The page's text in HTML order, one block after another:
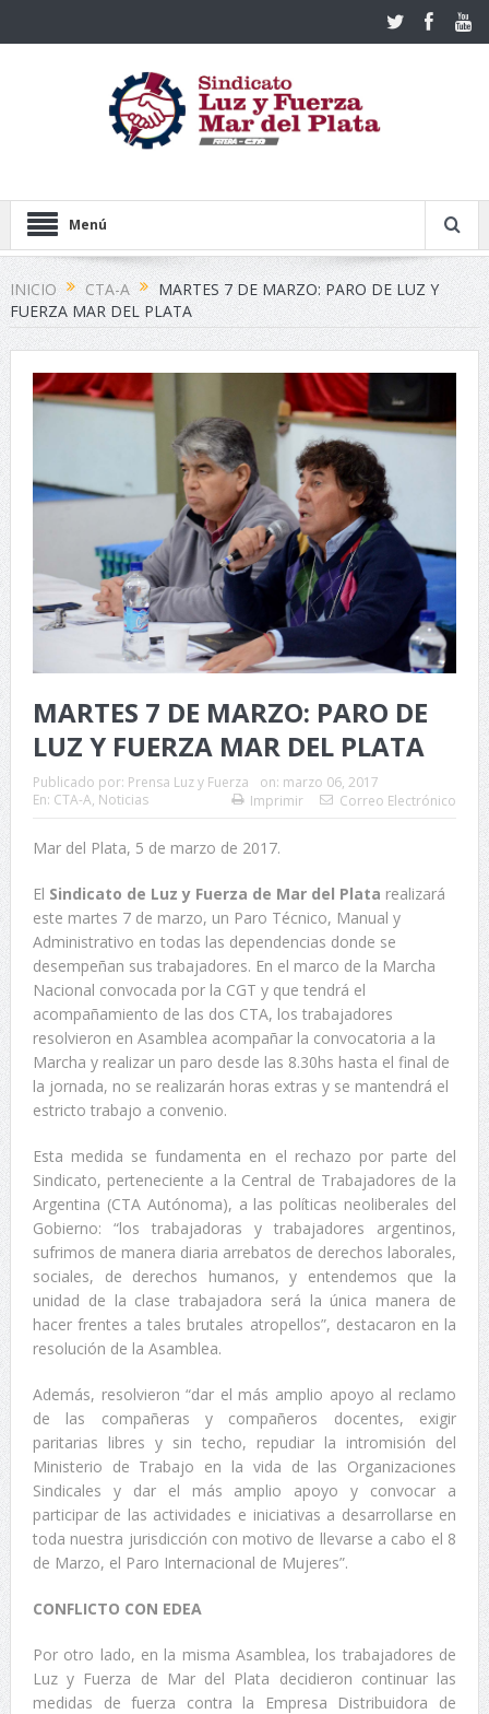
Menú
INICIO CTA-A
MARTES 7 DE MARZO: PARO DE LUZ Y
FUERZA MAR DEL PLATA
MARTES 7 DE MARZO: PARO DE
LUZ Y FUERZA MAR DEL PLATA
Publicado por: Prensa Luz y Fuerza on: marzo 06, 2017
En: CTA-A, Noticias Imprimir Correo Electrónico
Mar del Plata, 5 de marzo de 2017.
El Sindicato de Luz y Fuerza de Mar del Plata realizará
este martes 7 de marzo, un Paro Técnico, Manual y
Administrativo en todas las dependencias donde se
desempeñan sus trabajadores. En el marco de la Marcha
Nacional convocada por la CGT y que tendrá el
acompañamiento de las dos CTA, los trabajadores
resolvieron en Asamblea acompañar la convocatoria a la
Marcha y realizar un paro desde las 8.30hs hasta el final de
la jornada, no se realizarán horas extras y se mantendrá el
estricto trabajo a convenio.
Esta medida se fundamenta en el rechazo por parte del
Sindicato, perteneciente a la Central de Trabajadores de la
Argentina (CTA Autónoma), a las políticas neoliberales del
Gobierno: “los trabajadoras y trabajadores argentinos,
sufrimos de manera diaria arrebatos de derechos laborales,
sociales, de derechos humanos, y entendemos que la
unidad de la clase trabajadora será la única manera de
hacer frentes a tales brutales atropellos”, destacaron en la
resolución de la Asamblea.
Además, resolvieron “dar el más amplio apoyo al reclamo
de las compañeras y compañeros docentes, exigir
paritarias libres y sin techo, repudiar la intromisión del
Ministerio de Trabajo en la vida de las Organizaciones
Sindicales y dar el más amplio apoyo y convocar a
participar de las actividades e iniciativas a desarrollarse en
toda nuestra jurisdicción con motivo de llevarse a cabo el 8
de Marzo, el Paro Internacional de Mujeres”.
CONFLICTO CON EDEA
Por otro lado, en la misma Asamblea, los trabajadores de
Luz y Fuerza de Mar del Plata decidieron continuar las
medidas de fuerza contra la Empresa Distribuidora de